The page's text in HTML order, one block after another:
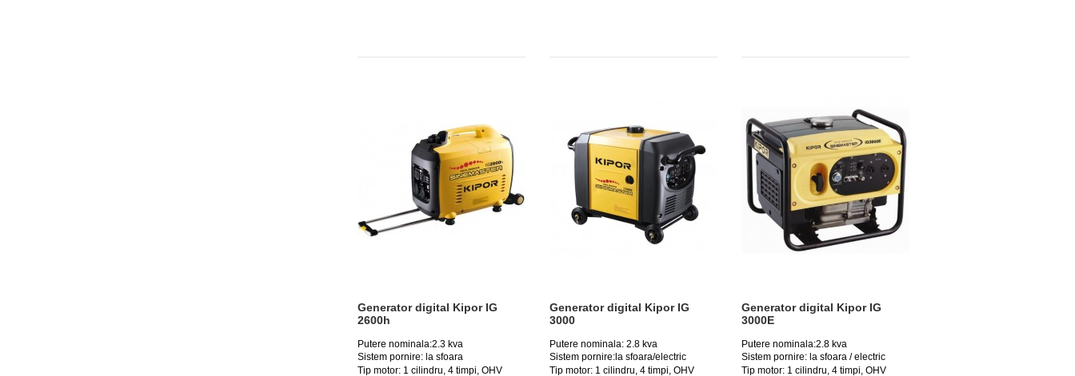
Generator digital Kipor IG
2600h
Putere nominala:2.3 kva
Sistem pornire: la sfoara
Tip motor: 1 cilindru, 4 timpi, OHV
Generator digital Kipor IG
3000
Putere nominala: 2.8 kva
Sistem pornire:la sfoara/electric
Tip motor: 1 cilindru, 4 timpi, OHV
Generator digital Kipor IG
3000E
Putere nominala:2.8 kva
Sistem pornire: la sfoara / electric
Tip motor: 1 cilindru, 4 timpi, OHV